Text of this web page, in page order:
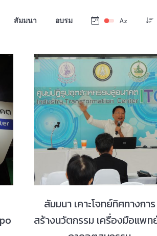
สัมมนา อบรม
สัมมนา เคาะโจทย์ทิศทางการ
สร้างนวัตกรรม เครื่องมือแพท